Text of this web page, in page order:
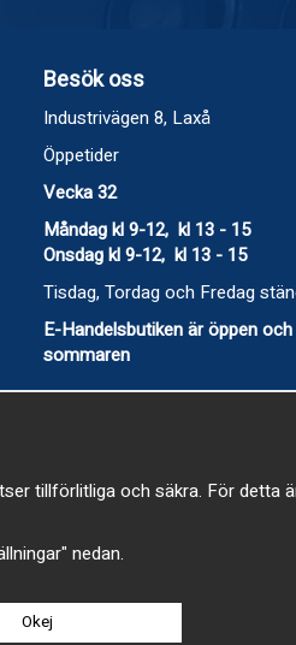
Besök oss
Industrivägen 8, Laxå
Öppetider
Vecka 32
Måndag kl 9-12, kl 13 - 15
Onsdag kl 9-12, kl 13 - 15
Tisdag, Tordag och Fredag
E-Handelsbutiken är öppen
sommaren
tillförlitliga och säkra. För detta
nedan.
Okej